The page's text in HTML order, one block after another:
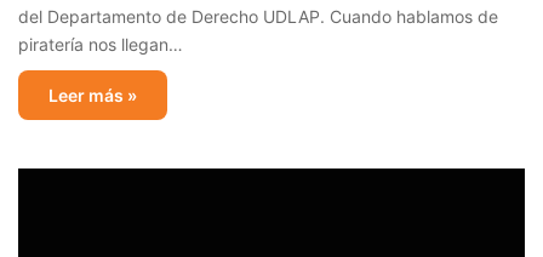
del Departamento de Derecho UDLAP. Cuando hablamos de
piratería nos llegan…
Leer más »